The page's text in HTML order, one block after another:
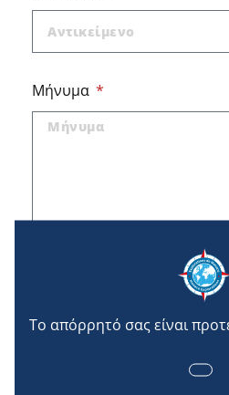
Μήνυμα
Τα πεδία που σημειώνονται με *
χρησιμοποιηθούν για